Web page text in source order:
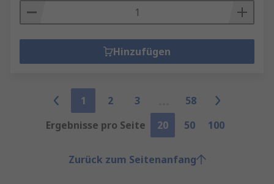
Hinzufügen
1 2 3
58
Ergebnisse pro Seite
20 50 100
Zurück zum Seitenanfang